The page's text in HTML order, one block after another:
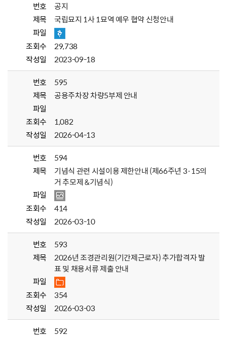
번호
공지
제목
국립묘지 1사 1묘역 예우 협약 신청안내
파일
조회수
29,738
작성일
2023-09-18
번호
595
제목
공용주차장 차량5부제 안내
파일
조회수
1,082
작성일
2026-04-13
번호
594
제목
기념식 관련 시설이용 제한안내 (제66주년 3·15의
거 추모제 &기념식)
파일
조회수
414
작성일
2026-03-10
번호
593
제목
2026년 조경관리원(기간제근로자) 추가합격자 발
표 및 채용서류 제출 안내
파일
조회수
354
작성일
2026-03-03
번호
592